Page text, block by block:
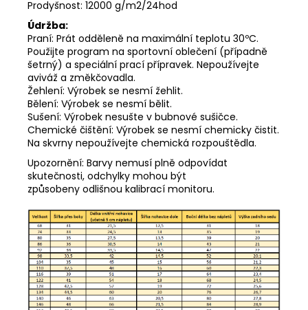
Prodyšnost: 12000 g/m2/24hod
Údržba:
Praní: Prát odděleně na maximální teplotu 30ºC.
Použijte program na sportovní oblečení (případně
šetrný) a speciální prací přípravek. Nepoužívejte
aviváž a změkčovadla.
Žehlení: Výrobek se nesmí žehlit.
Bělení: Výrobek se nesmí bělit.
Sušení: Výrobek nesušte v bubnové sušičce.
Chemické čištění: Výrobek se nesmí chemicky čistit.
Na skvrny nepoužívejte chemická rozpouštědla.
Upozornění: Barvy nemusí plně odpovídat
skutečnosti, odchylky mohou být
způsobeny odlišnou kalibrací monitoru.